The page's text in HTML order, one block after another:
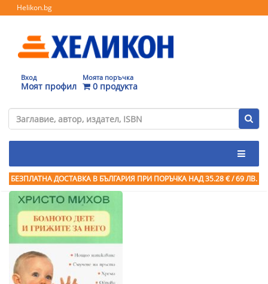
Helikon.bg
Вход
Моят профил
Моята поръчка
0 продукта
БЕЗПЛАТНА ДОСТАВКА В БЪЛГАРИЯ ПРИ ПОРЪЧКА НАД 35.28 € / 69 ЛВ.